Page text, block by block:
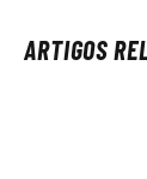
ARTIGOS